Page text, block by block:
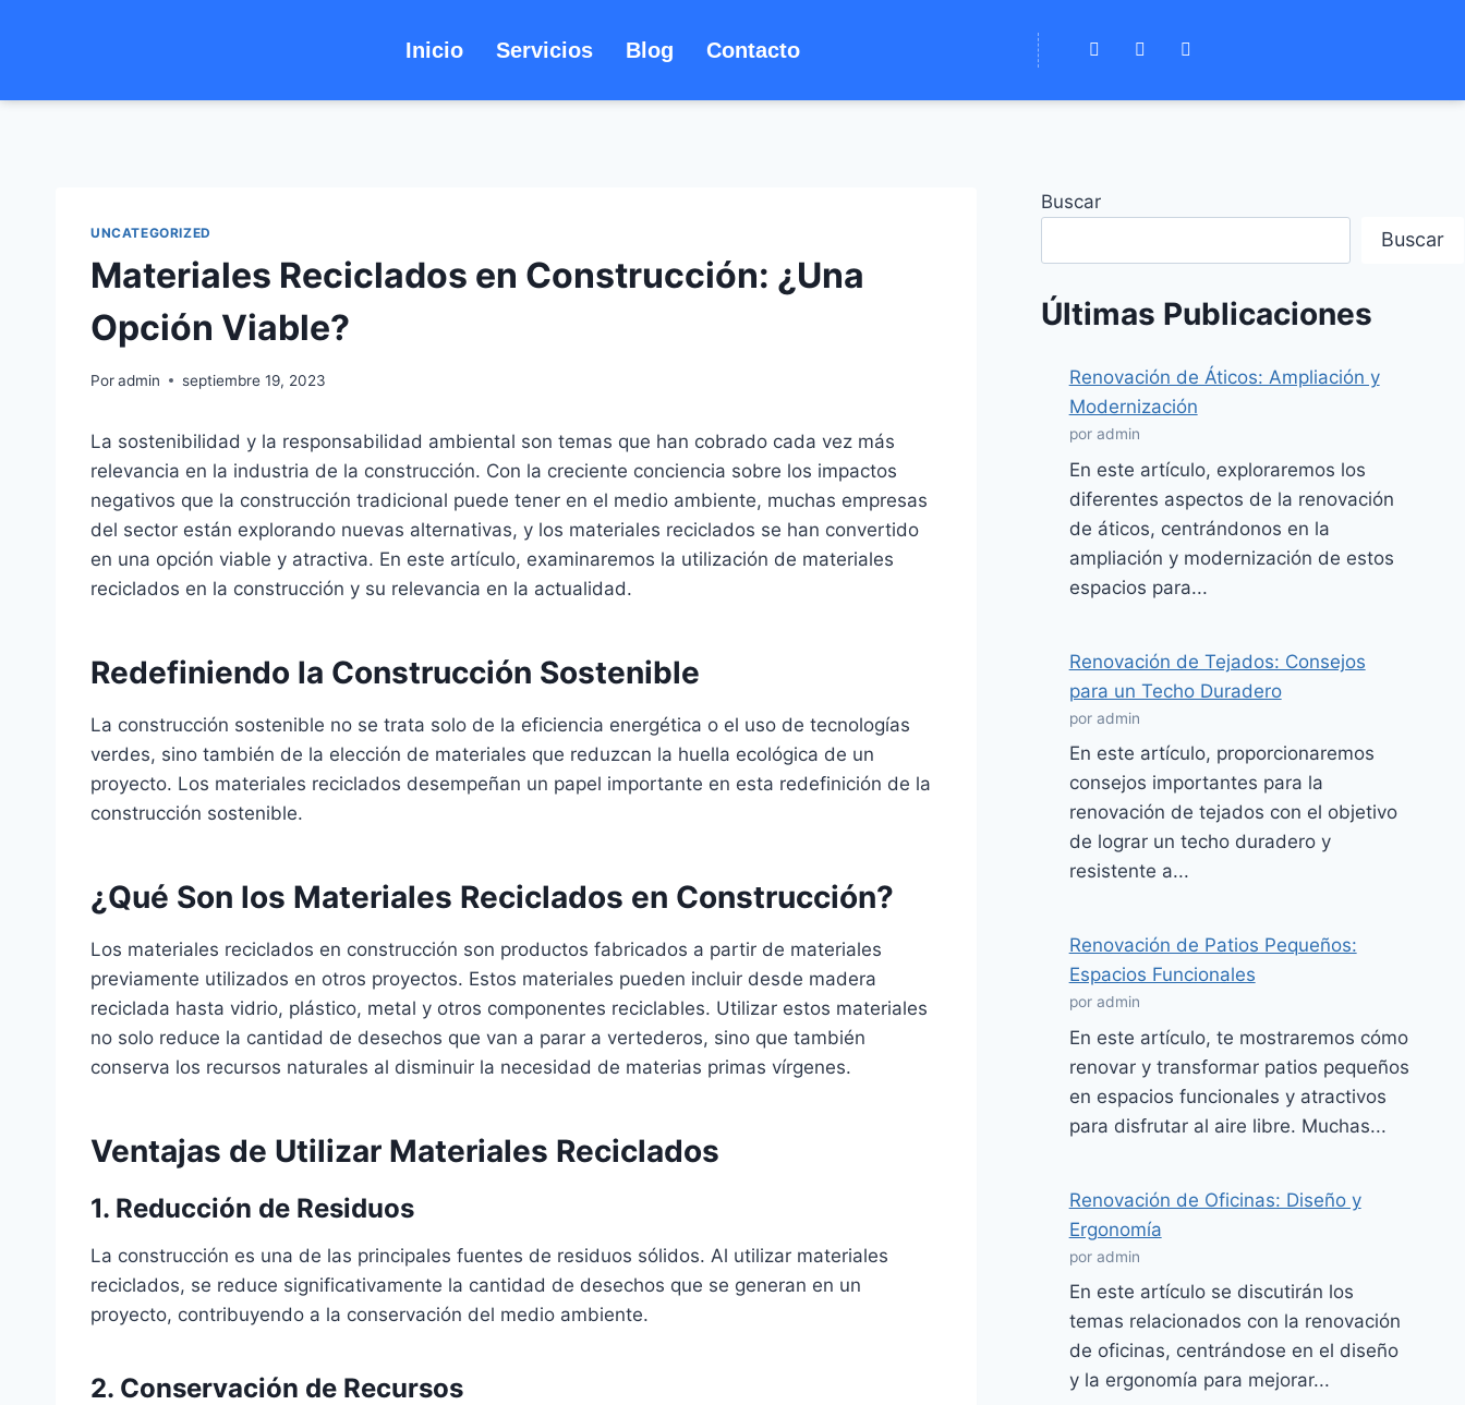
Inicio Servicios Blog Contacto
UNCATEGORIZED
Materiales Reciclados en Construcción: ¿Una
Opción Viable?
Poradmin septiembre 19, 2023
La sostenibilidad y la responsabilidad ambiental son temas que han cobrado cada vez más
relevancia en la industria de la construcción. Con la creciente conciencia sobre los impactos
negativos que la construcción tradicional puede tener en el medio ambiente, muchas empresas
del sector están explorando nuevas alternativas, y los materiales reciclados se han convertido
en una opción viable y atractiva. En este artículo, examinaremos la utilización de materiales
reciclados en la construcción y su relevancia en la actualidad.
Redefiniendo la Construcción Sostenible
La construcción sostenible no se trata solo de la eficiencia energética o el uso de tecnologías
verdes, sino también de la elección de materiales que reduzcan la huella ecológica de un
proyecto. Los materiales reciclados desempeñan un papel importante en esta redefinición de la
construcción sostenible.
¿Qué Son los Materiales Reciclados en Construcción?
Los materiales reciclados en construcción son productos fabricados a partir de materiales
previamente utilizados en otros proyectos. Estos materiales pueden incluir desde madera
reciclada hasta vidrio, plástico, metal y otros componentes reciclables. Utilizar estos materiales
no solo reduce la cantidad de desechos que van a parar a vertederos, sino que también
conserva los recursos naturales al disminuir la necesidad de materias primas vírgenes.
Ventajas de Utilizar Materiales Reciclados
1. Reducción de Residuos
La construcción es una de las principales fuentes de residuos sólidos. Al utilizar materiales
reciclados, se reduce significativamente la cantidad de desechos que se generan en un
proyecto, contribuyendo a la conservación del medio ambiente.
2. Conservación de Recursos
Buscar
Buscar
Últimas Publicaciones
Renovación de Áticos: Ampliación y
Modernización
por admin
En este artículo, exploraremos los
diferentes aspectos de la renovación
de áticos, centrándonos en la
ampliación y modernización de estos
espacios para...
Renovación de Tejados: Consejos
para un Techo Duradero
por admin
En este artículo, proporcionaremos
consejos importantes para la
renovación de tejados con el objetivo
de lograr un techo duradero y
resistente a...
Renovación de Patios Pequeños:
Espacios Funcionales
por admin
En este artículo, te mostraremos cómo
renovar y transformar patios pequeños
en espacios funcionales y atractivos
para disfrutar al aire libre. Muchas...
Renovación de Oficinas: Diseño y
Ergonomía
por admin
En este artículo se discutirán los
temas relacionados con la renovación
de oficinas, centrándose en el diseño
y la ergonomía para mejorar...